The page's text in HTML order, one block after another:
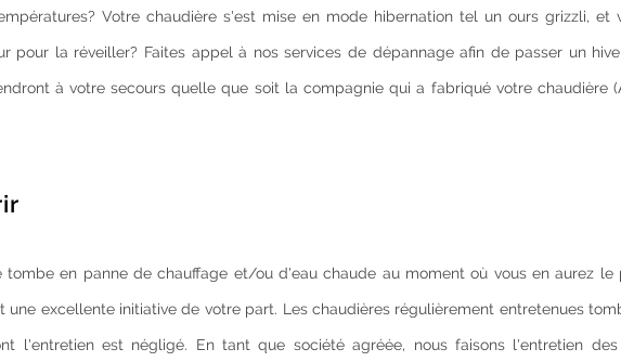
Votre chaudière s'est mise en mode hibernation tel un ours grizzli, et
pour la réveiller? Faites appel à nos services de dépannage afin de passer un
à votre secours quelle que soit la compagnie qui a fabriqué votre chaudière
tombe en panne de chauffage et/ou d'eau chaude au moment où vous en aurez le
une excellente initiative de votre part. Les chaudières régulièrement entretenues
l'entretien est négligé. En tant que société agréée, nous faisons l'entretien des